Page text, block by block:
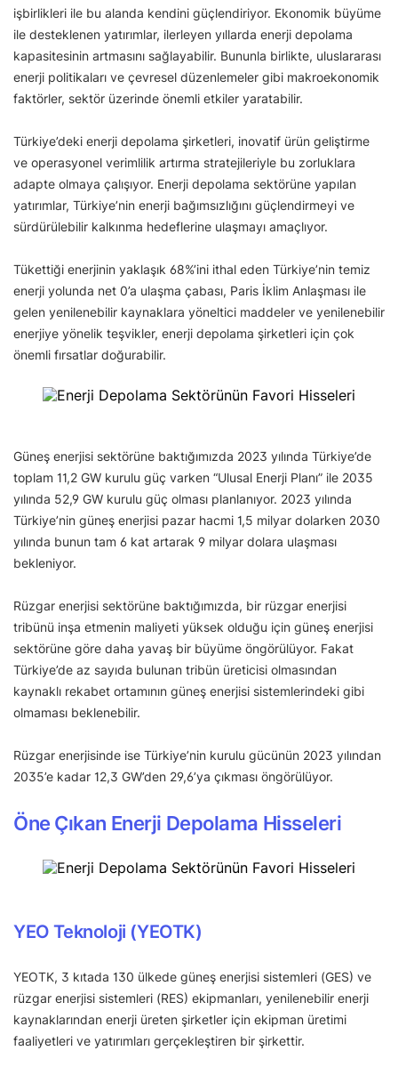
işbirlikleri ile bu alanda kendini güçlendiriyor. Ekonomik büyüme
ile desteklenen yatırımlar, ilerleyen yıllarda enerji depolama
kapasitesinin artmasını sağlayabilir. Bununla birlikte, uluslararası
enerji politikaları ve çevresel düzenlemeler gibi makroekonomik
faktörler, sektör üzerinde önemli etkiler yaratabilir.
Türkiye’deki enerji depolama şirketleri, inovatif ürün geliştirme
ve operasyonel verimlilik artırma stratejileriyle bu zorluklara
adapte olmaya çalışıyor. Enerji depolama sektörüne yapılan
yatırımlar, Türkiye’nin enerji bağımsızlığını güçlendirmeyi ve
sürdürülebilir kalkınma hedeflerine ulaşmayı amaçlıyor.
Tükettiği enerjinin yaklaşık 68%’ini ithal eden Türkiye’nin temiz
enerji yolunda net 0’a ulaşma çabası, Paris İklim Anlaşması ile
gelen yenilenebilir kaynaklara yöneltici maddeler ve yenilenebilir
enerjiye yönelik teşvikler, enerji depolama şirketleri için çok
önemli fırsatlar doğurabilir.
Güneş enerjisi sektörüne baktığımızda 2023 yılında Türkiye’de
toplam 11,2 GW kurulu güç varken “Ulusal Enerji Planı” ile 2035
yılında 52,9 GW kurulu güç olması planlanıyor. 2023 yılında
Türkiye’nin güneş enerjisi pazar hacmi 1,5 milyar dolarken 2030
yılında bunun tam 6 kat artarak 9 milyar dolara ulaşması
bekleniyor.
Rüzgar enerjisi sektörüne baktığımızda, bir rüzgar enerjisi
tribünü inşa etmenin maliyeti yüksek olduğu için güneş enerjisi
sektörüne göre daha yavaş bir büyüme öngörülüyor. Fakat
Türkiye’de az sayıda bulunan tribün üreticisi olmasından
kaynaklı rekabet ortamının güneş enerjisi sistemlerindeki gibi
olmaması beklenebilir.
Rüzgar enerjisinde ise Türkiye’nin kurulu gücünün 2023 yılından
2035’e kadar 12,3 GW’den 29,6’ya çıkması öngörülüyor.
Öne Çıkan Enerji Depolama Hisseleri
YEO Teknoloji (YEOTK)
YEOTK, 3 kıtada 130 ülkede güneş enerjisi sistemleri (GES) ve
rüzgar enerjisi sistemleri (RES) ekipmanları, yenilenebilir enerji
kaynaklarından enerji üreten şirketler için ekipman üretimi
faaliyetleri ve yatırımları gerçekleştiren bir şirkettir.